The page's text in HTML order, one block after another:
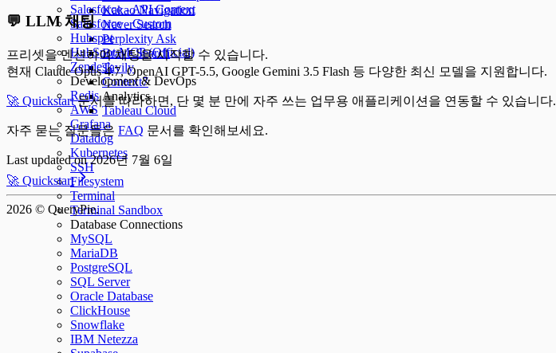
Kakao Navigation
Naver Search
Perplexity Ask
Brave Search
Tavily
Context7
Analytics
Tableau Cloud
Salesforce - API Context
Salesforce - Custom
Hubspot
HubSpot MCP (Official)
Zendesk
Development & DevOps
Redis
AWS
Grafana
Datadog
Kubernetes
SSH
Filesystem
Terminal
Terminal Sandbox
Database Connections
MySQL
MariaDB
PostgreSQL
SQL Server
Oracle Database
ClickHouse
Snowflake
IBM Netezza
💬 LLM 채팅
프리셋을 멘션하여 채팅을 시작할 수 있습니다.
현재 Claude Opus 4.7, OpenAI GPT-5.5, Google Gemini 3.5 Flash 등 다양한 최신 모델을 지원합니다.
🚀 Quickstart문서를 따라하면, 단 몇 분 만에 자주 쓰는 업무용 애플리케이션을 연동할 수 있습니다.
자주 묻는 질문들은 FAQ 문서를 확인해보세요.
Last updated on 2026년 7월 6일
🚀 Quickstart
2026 © QueryPie.